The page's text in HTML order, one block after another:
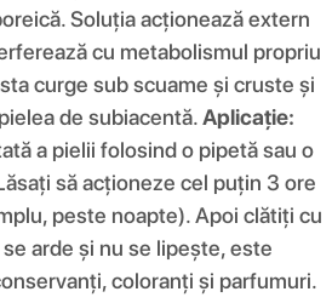
Soluția acționează extern
cu metabolismul propriu
curge sub scuame și cruste și
de subiacentă.Aplicație:
a pielii folosind o pipetă sau o
să acționeze cel puțin 3 ore
peste noapte). Apoi clătiți cu
arde și nu se lipește, este
coloranți și parfumuri.